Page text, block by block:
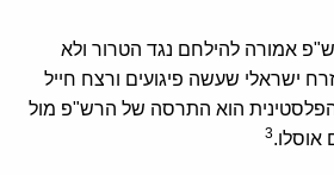
אמורה להילחם נגד הטרור ולא
ישראלי שעשה פיגועים ורצח חייל
הוא התרסה של הרש"פ מול
3